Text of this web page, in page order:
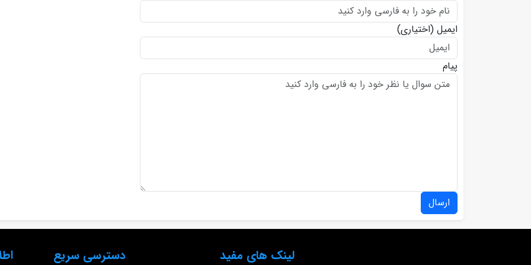
ایمیل (اختیاری)
پیام
ارسال
لینک های مفید دسترسی سریع